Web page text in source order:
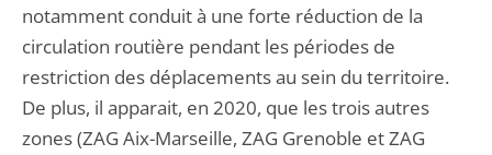
notamment conduit à une forte réduction de la
circulation routière pendant les périodes de
restriction des déplacements au sein du territoire.
De plus, il apparait, en 2020, que les trois autres
zones (ZAG Aix-Marseille, ZAG Grenoble et ZAG